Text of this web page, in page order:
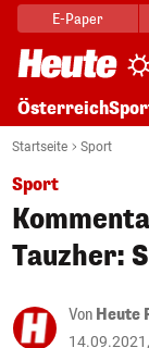
E-Paper
Österreich
Startseite Sport
Sport
Tauzher:
Von Heute